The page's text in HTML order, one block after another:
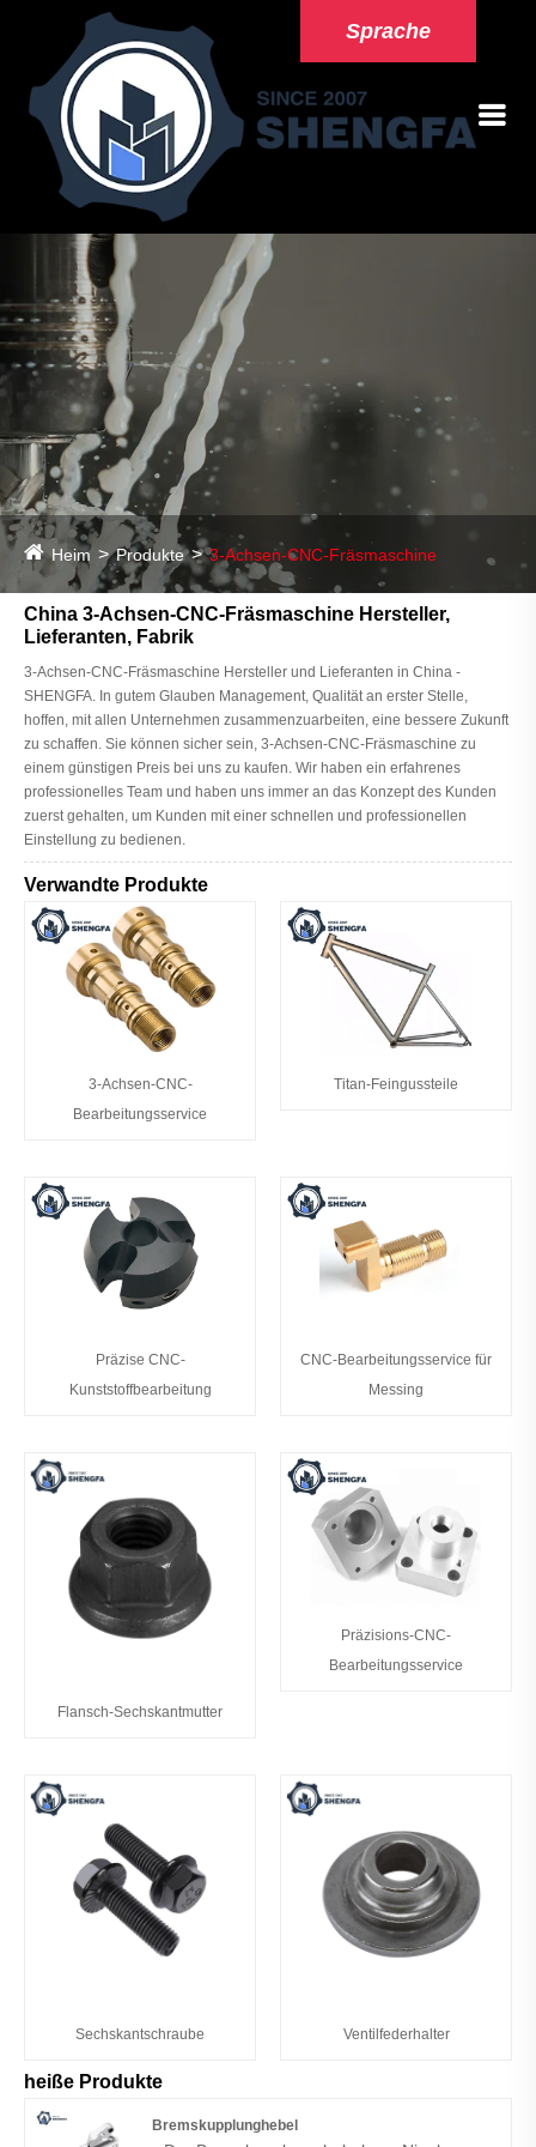
Sprache
Heim Produkte 3-Achsen-CNC-Fräsmaschine
China 3-Achsen-CNC-Fräsmaschine Hersteller,
Lieferanten, Fabrik
3-Achsen-CNC-Fräsmaschine Hersteller und Lieferanten in China -
SHENGFA. In gutem Glauben Management, Qualität an erster Stelle,
hoffen, mit allen Unternehmen zusammenzuarbeiten, eine bessere Zukunft
zu schaffen. Sie können sicher sein, 3-Achsen-CNC-Fräsmaschine zu
einem günstigen Preis bei uns zu kaufen. Wir haben ein erfahrenes
professionelles Team und haben uns immer an das Konzept des Kunden
zuerst gehalten, um Kunden mit einer schnellen und professionellen
Einstellung zu bedienen.
Verwandte Produkte
3-Achsen-CNC-
Bearbeitungsservice
Titan-Feingussteile
Präzise CNC-
Kunststoffbearbeitung
CNC-Bearbeitungsservice für
Messing
Flansch-Sechskantmutter
Präzisions-CNC-
Bearbeitungsservice
Sechskantschraube Ventilfederhalter
heiße Produkte
Bremskupplunghebel